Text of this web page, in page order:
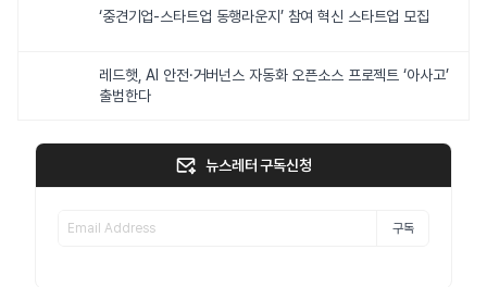
‘중견기업-스타트업 동행라운지’ 참여 혁신 스타트업 모집
레드햇, AI 안전·거버넌스 자동화 오픈소스 프로젝트 ‘아사고’
출범한다
뉴스레터 구독신청
구독